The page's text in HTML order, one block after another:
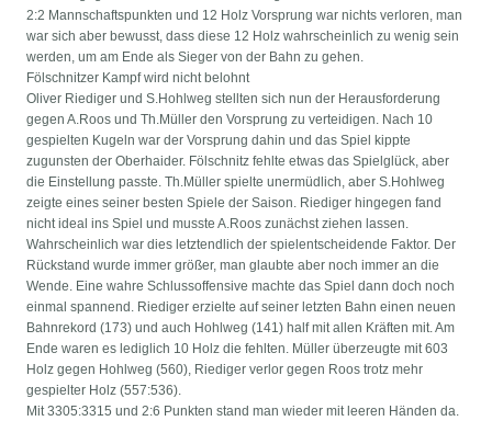
2:2 Mannschaftspunkten und 12 Holz Vorsprung war nichts verloren, man
war sich aber bewusst, dass diese 12 Holz wahrscheinlich zu wenig sein
werden, um am Ende als Sieger von der Bahn zu gehen.
Fölschnitzer Kampf wird nicht belohnt
Oliver Riediger und S.Hohlweg stellten sich nun der Herausforderung
gegen A.Roos und Th.Müller den Vorsprung zu verteidigen. Nach 10
gespielten Kugeln war der Vorsprung dahin und das Spiel kippte
zugunsten der Oberhaider. Fölschnitz fehlte etwas das Spielglück, aber
die Einstellung passte. Th.Müller spielte unermüdlich, aber S.Hohlweg
zeigte eines seiner besten Spiele der Saison. Riediger hingegen fand
nicht ideal ins Spiel und musste A.Roos zunächst ziehen lassen.
Wahrscheinlich war dies letztendlich der spielentscheidende Faktor. Der
Rückstand wurde immer größer, man glaubte aber noch immer an die
Wende. Eine wahre Schlussoffensive machte das Spiel dann doch noch
einmal spannend. Riediger erzielte auf seiner letzten Bahn einen neuen
Bahnrekord (173) und auch Hohlweg (141) half mit allen Kräften mit. Am
Ende waren es lediglich 10 Holz die fehlten. Müller überzeugte mit 603
Holz gegen Hohlweg (560), Riediger verlor gegen Roos trotz mehr
gespielter Holz (557:536).
Mit 3305:3315 und 2:6 Punkten stand man wieder mit leeren Händen da.